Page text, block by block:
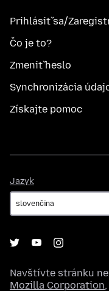
Prihlásiť sa/
Čo je to?
Zmeniť heslo
Synchronizácia
Získajte pomoc
Jazyk
Navštívte stránku
Mozilla Corporation,